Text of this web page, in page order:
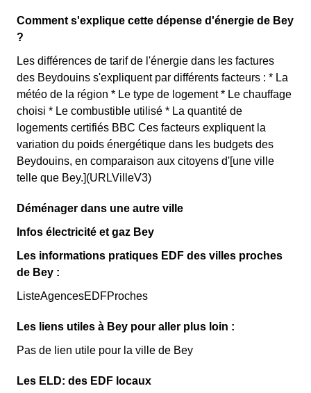
Comment s'explique cette dépense d'énergie de Bey
?
Les différences de tarif de l'énergie dans les factures
des Beydouins s'expliquent par différents facteurs : * La
météo de la région * Le type de logement * Le chauffage
choisi * Le combustible utilisé * La quantité de
logements certifiés BBC Ces facteurs expliquent la
variation du poids énergétique dans les budgets des
Beydouins, en comparaison aux citoyens d'[une ville
telle que Bey.](URLVilleV3)
Déménager dans une autre ville
Infos électricité et gaz Bey
Les informations pratiques EDF des villes proches
de Bey :
ListeAgencesEDFProches
Les liens utiles à Bey pour aller plus loin :
Pas de lien utile pour la ville de Bey
Les ELD: des EDF locaux